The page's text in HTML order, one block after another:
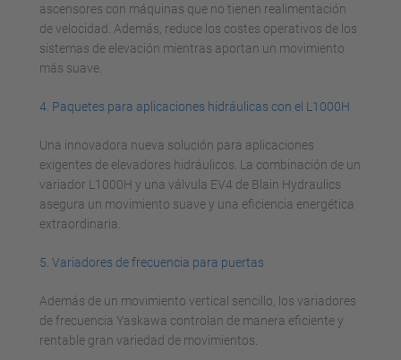
ascensores con máquinas que no tienen realimentación
de velocidad. Además, reduce los costes operativos de los
sistemas de elevación mientras aportan un movimiento
más suave.
4. Paquetes para aplicaciones hidráulicas con el L1000H
Una innovadora nueva solución para aplicaciones
exigentes de elevadores hidráulicos. La combinación de un
variador L1000H y una válvula EV4 de Blain Hydraulics
asegura un movimiento suave y una eficiencia energética
extraordinaria.
5. Variadores de frecuencia para puertas
Además de un movimiento vertical sencillo, los variadores
de frecuencia Yaskawa controlan de manera eficiente y
rentable gran variedad de movimientos.